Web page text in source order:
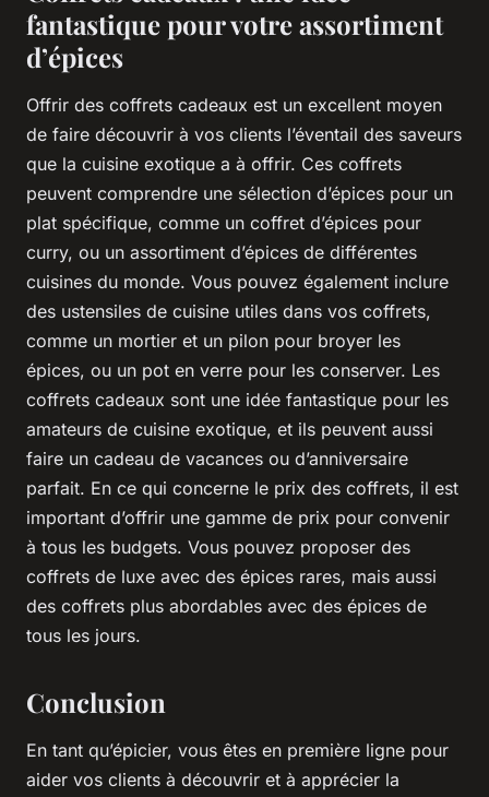
fantastique pour votre assortiment
d’épices
Offrir des coffrets cadeaux est un excellent moyen
de faire découvrir à vos clients l’éventail des saveurs
que la cuisine exotique a à offrir. Ces coffrets
peuvent comprendre une sélection d’épices pour un
plat spécifique, comme un coffret d’épices pour
curry, ou un assortiment d’épices de différentes
cuisines du monde. Vous pouvez également inclure
des ustensiles de cuisine utiles dans vos coffrets,
comme un mortier et un pilon pour broyer les
épices, ou un pot en verre pour les conserver. Les
coffrets cadeaux sont une idée fantastique pour les
amateurs de cuisine exotique, et ils peuvent aussi
faire un cadeau de vacances ou d’anniversaire
parfait. En ce qui concerne le prix des coffrets, il est
important d’offrir une gamme de prix pour convenir
à tous les budgets. Vous pouvez proposer des
coffrets de luxe avec des épices rares, mais aussi
des coffrets plus abordables avec des épices de
tous les jours.
Conclusion
En tant qu’épicier, vous êtes en première ligne pour
aider vos clients à découvrir et à apprécier la